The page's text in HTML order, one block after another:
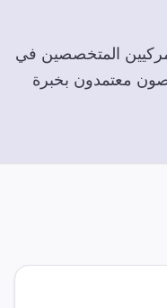
المتخصصين في
معتمدون بخبرة